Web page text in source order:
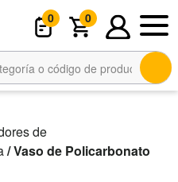
0 0
de
/ Vaso de Policarbonato